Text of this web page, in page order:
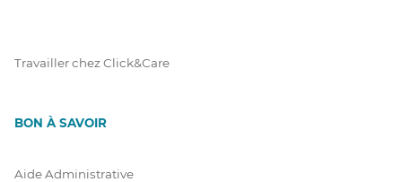
Travailler chez Click&Care
BON À SAVOIR
Aide Administrative